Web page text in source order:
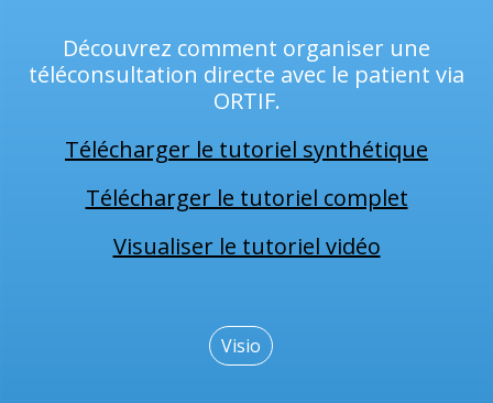
Découvrez comment organiser une
téléconsultation directe avec le patient via
ORTIF.
Télécharger le tutoriel synthétique
Télécharger le tutoriel complet
Visualiser le tutoriel vidéo
Visio